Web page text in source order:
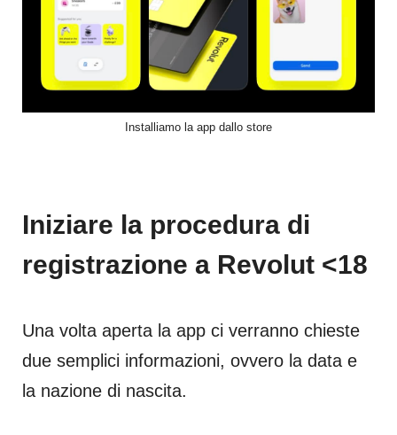
Installiamo la app dallo store
Iniziare la procedura di
registrazione a Revolut <18
Una volta aperta la app ci verranno chieste
due semplici informazioni, ovvero la data e
la nazione di nascita.